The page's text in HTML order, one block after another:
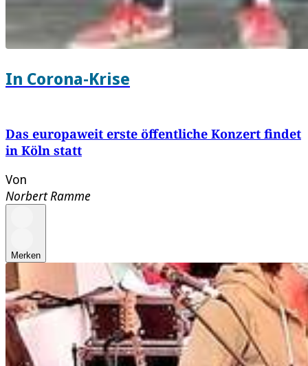
In Corona-Krise
Das europaweit erste öffentliche Konzert findet
in Köln statt
Von
Norbert Ramme
Merken